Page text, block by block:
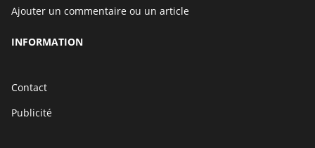
Ajouter un commentaire ou un article
INFORMATION
Contact
Publicité